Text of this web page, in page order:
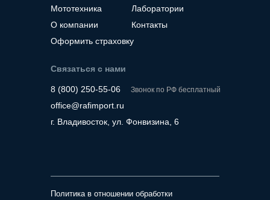
Мототехника
О компании
Оформить страховку
Лаборатории
Контакты
Связаться с нами
8 (800) 250-55-06
office@rafimport.ru
г. Владивосток, ул. Фонвизина, 6
Политика в отношении обработки
Звонок по РФ бесплатный